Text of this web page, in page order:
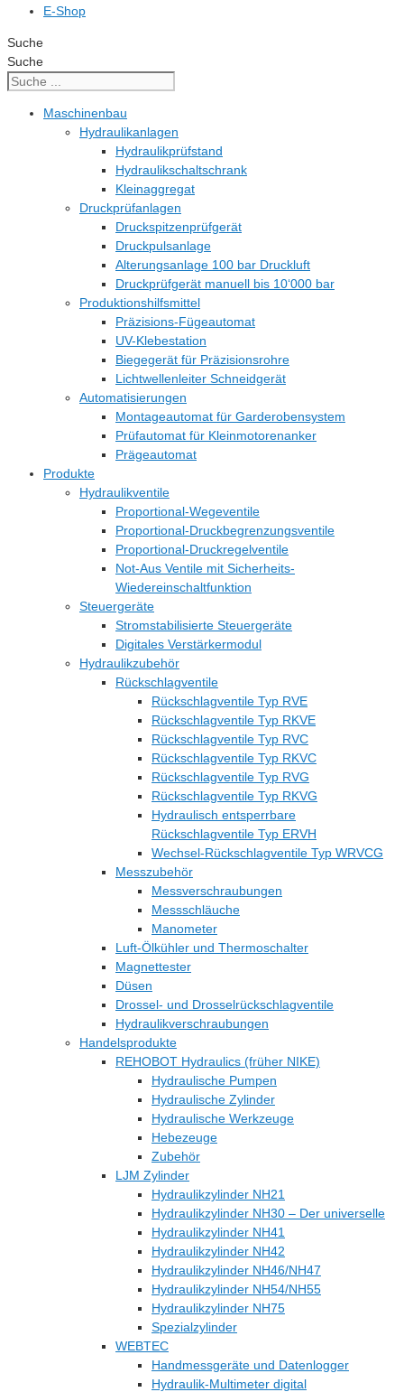
E-Shop
Suche
Suche
Maschinenbau
Hydraulikanlagen
Hydraulikprüfstand
Hydraulikschaltschrank
Kleinaggregat
Druckprüfanlagen
Druckspitzenprüfgerät
Druckpulsanlage
Alterungsanlage 100 bar Druckluft
Druckprüfgerät manuell bis 10‘000 bar
Produktionshilfsmittel
Präzisions-Fügeautomat
UV-Klebestation
Biegegerät für Präzisionsrohre
Lichtwellenleiter Schneidgerät
Automatisierungen
Montageautomat für Garderobensystem
Prüfautomat für Kleinmotorenanker
Prägeautomat
Produkte
Hydraulikventile
Proportional-Wegeventile
Proportional-Druckbegrenzungsventile
Proportional-Druckregelventile
Not-Aus Ventile mit Sicherheits-
Wiedereinschaltfunktion
Steuergeräte
Stromstabilisierte Steuergeräte
Digitales Verstärkermodul
Hydraulikzubehör
Rückschlagventile
Rückschlagventile Typ RVE
Rückschlagventile Typ RKVE
Rückschlagventile Typ RVC
Rückschlagventile Typ RKVC
Rückschlagventile Typ RVG
Rückschlagventile Typ RKVG
Hydraulisch entsperrbare
Rückschlagventile Typ ERVH
Wechsel-Rückschlagventile Typ WRVCG
Messzubehör
Messverschraubungen
Messschläuche
Manometer
Luft-Ölkühler und Thermoschalter
Magnettester
Düsen
Drossel- und Drosselrückschlagventile
Hydraulikverschraubungen
Handelsprodukte
REHOBOT Hydraulics (früher NIKE)
Hydraulische Pumpen
Hydraulische Zylinder
Hydraulische Werkzeuge
Hebezeuge
Zubehör
LJM Zylinder
Hydraulikzylinder NH21
Hydraulikzylinder NH30 – Der universelle
Hydraulikzylinder NH41
Hydraulikzylinder NH42
Hydraulikzylinder NH46/NH47
Hydraulikzylinder NH54/NH55
Hydraulikzylinder NH75
Spezialzylinder
WEBTEC
Handmessgeräte und Datenlogger
Hydraulik-Multimeter digital